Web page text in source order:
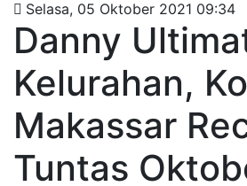
Selasa, 05 Oktober 2021 09:34
Danny
Kelurahan,
Makassar
Tuntas